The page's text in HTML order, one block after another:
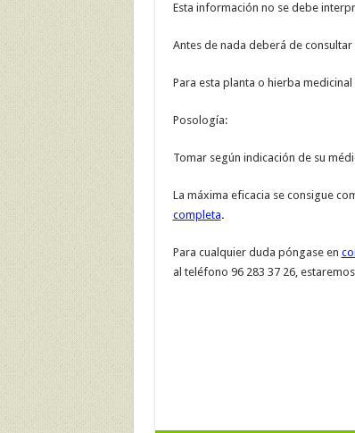
Esta información no se debe
Antes de nada deberá de
Para esta planta o hierba
Posología:
Tomar según indicación de su
La máxima eficacia se consigue
completa.
Para cualquier duda póngase en
al teléfono 96 283 37 26,